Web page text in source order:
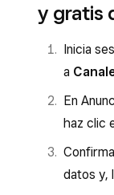
y gratis
Inicia
a
En
haz clic
datos y,